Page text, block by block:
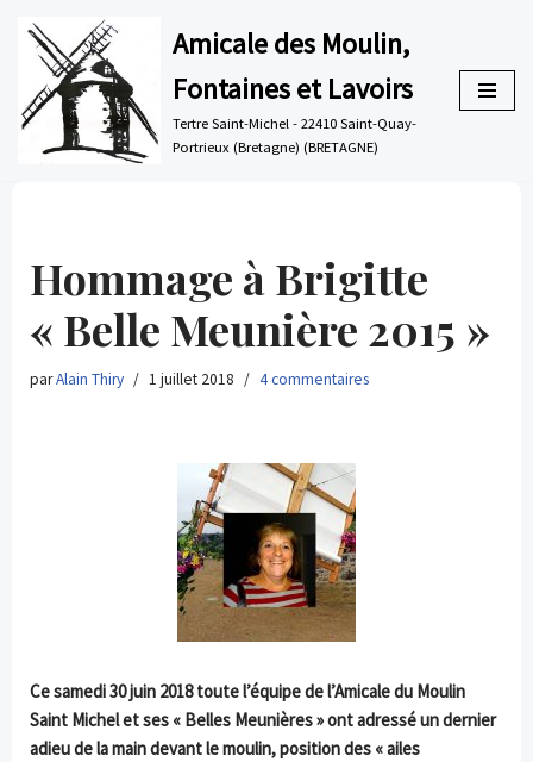
Aller
au
contenu
Amicale des Moulin,
Fontaines et Lavoirs
Tertre Saint-Michel - 22410 Saint-Quay-
Portrieux (Bretagne) (BRETAGNE)
Hommage à Brigitte
« Belle Meunière 2015 »
parAlain Thiry 1 juillet 2018 4 commentaires
Ce samedi 30 juin 2018 toute l’équipe de l’Amicale du Moulin
Saint Michel et ses « Belles Meunières » ont adressé un dernier
adieu de la main devant le moulin, position des « ailes